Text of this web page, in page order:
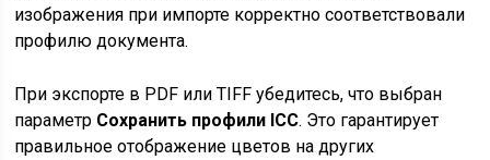
изображения при импорте корректно соответствовали
профилю документа.
При экспорте в PDF или TIFF убедитесь, что выбран
параметр Сохранить профили ICC. Это гарантирует
правильное отображение цветов на других